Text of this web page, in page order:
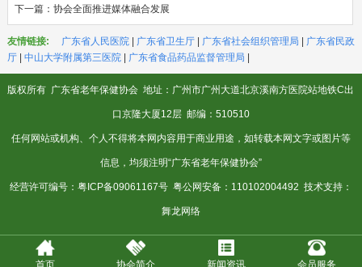
下一篇：协会全面推进媒体融合发展
友情链接: 广东省人民医院| 广东省卫生厅| 广东省社会组织管理局 | 广东省民政
厅| 中山大学附属第三医院| 广东省食品药品监督管理局 |
首页 协会简介 新闻资讯 会员服务
版权所有 广东省老年保健协会 地址：广州市广州大道北京溪南方医院站地铁C出
口京隆大厦12层 邮编：510510
任何网站或机构、个人不得将本网内容用于商业用途，如转载本网文字或图片等
信息，均须注明“广东省老年保健协会”
经营许可编号： 粤ICP备09061167号粤公网安备：110102004492 技术支持：
舞龙网络